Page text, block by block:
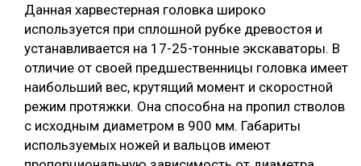
Данная харвестерная головка широко
используется при сплошной рубке древостоя и
устанавливается на 17-25-тонные экскаваторы. В
отличие от своей предшественницы головка имеет
наибольший вес, крутящий момент и скоростной
режим протяжки. Она способна на пропил стволов
с исходным диаметром в 900 мм. Габариты
используемых ножей и вальцов имеют